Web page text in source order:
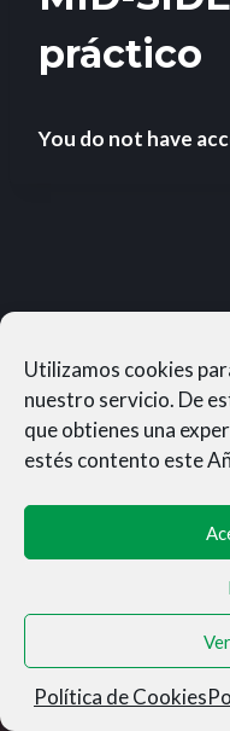
Utilizamos cookies
nuestro servicio. De
que obtienes una
estés contento este
Política de Cookies
práctico
You do not have
Aviso Legal|